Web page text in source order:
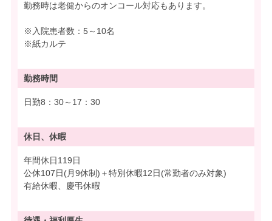
勤務時は老健からのオンコール対応もあります。
※入院患者数：5～10名
※紙カルテ
勤務時間
日勤8：30～17：30
休日、休暇
年間休日119日
公休107日(月9休制)＋特別休暇12日(常勤者のみ対象)
有給休暇、慶弔休暇